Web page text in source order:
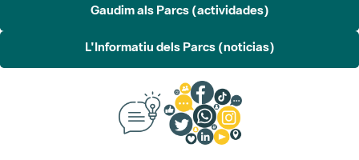
Gaudim als Parcs (actividades)
L'Informatiu dels Parcs (noticias)